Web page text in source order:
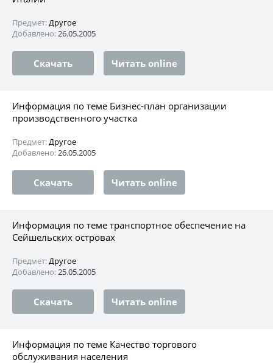
Предмет:Другое
Добавлено:26.05.2005
Скачать Читать online
Информация по теме Бизнес-план организации
производственного участка
Предмет:Другое
Добавлено:26.05.2005
Скачать Читать online
Информация по теме транспортное обеспечение на
Сейшельских островах
Предмет:Другое
Добавлено:25.05.2005
Скачать Читать online
Информация по теме Качество торгового
обслуживания населения